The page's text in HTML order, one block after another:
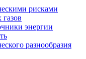
рисками
энергии
разнообразия